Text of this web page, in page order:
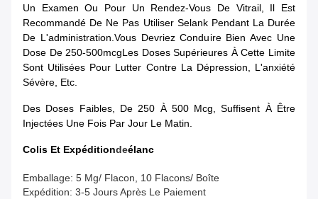
Un Examen Ou Pour Un Rendez-Vous De Vitrail, Il Est
Recommandé De Ne Pas Utiliser Selank Pendant La Durée
De L'administration.vous Devriez Conduire Bien Avec Une
Dose De 250-500mcgLes Doses Supérieures À Cette Limite
Sont Utilisées Pour Lutter Contre La Dépression, L'anxiété
Sévère, Etc.
Des Doses Faibles, De 250 À 500 Mcg, Suffisent À Être
Injectées Une Fois Par Jour Le Matin.
Colis Et ExpéditionDeÉlanc
Emballage: 5 Mg/ Flacon, 10 Flacons/ Boîte
Expédition: 3-5 Jours Après Le Paiement